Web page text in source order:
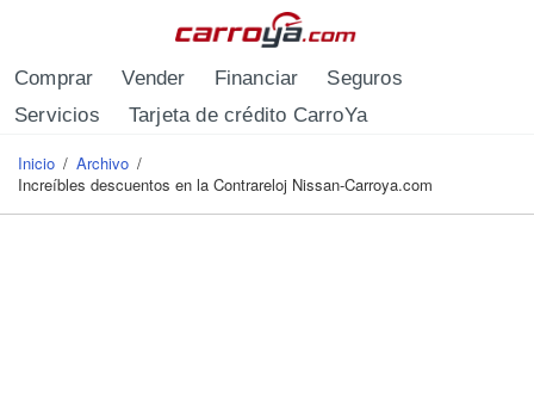
Comprar Vender Financiar
Seguros
Servicios
Tarjeta de crédito CarroYa
Se encuentra usted aquí
Inicio / Archivo /
Increíbles descuentos en la Contrareloj Nissan-Carroya.com